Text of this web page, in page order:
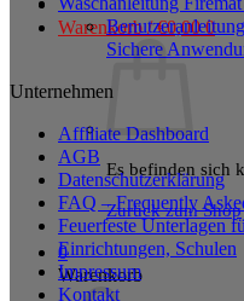
Warenkorb /€0,00 0
Es befinden sich
Zurück zum Shop
0
Warenkorb
Sichere
Unternehmen
Affiliate Dashboard
AGB
Datenschutzerklärung
FAQ – Frequently
Feuerfeste Unterlagen
Einrichtungen, Schulen
Impressum
Kontakt